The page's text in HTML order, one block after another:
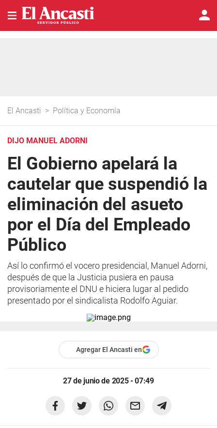
El Ancasti > Política y Economía
DIJO MANUEL ADORNI
El Gobierno apelará la
cautelar que suspendió la
eliminación del asueto
por el Día del Empleado
Público
Así lo confirmó el vocero presidencial, Manuel Adorni,
después de que la Justicia pusiera en pausa
provisoriamente el DNU e hiciera lugar al pedido
presentado por el sindicalista Rodolfo Aguiar.
Agregar El Ancasti en
27 de junio de 2025 - 07:49